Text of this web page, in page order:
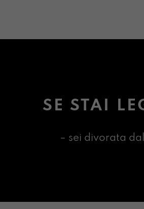
SE STAI
– sei divorata